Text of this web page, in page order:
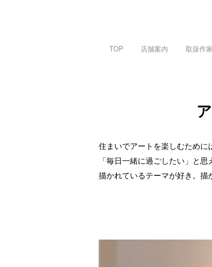
TOP 店舗案内 取扱作家
住まいでアートを楽しむために
「毎日一緒に過ごしたい」と
描かれているテーマが好き。描